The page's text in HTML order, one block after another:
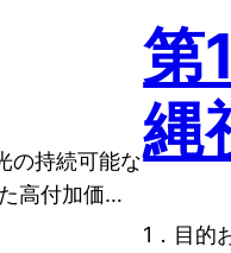
の持続可能な
高付加価…
第
縄
1．目的